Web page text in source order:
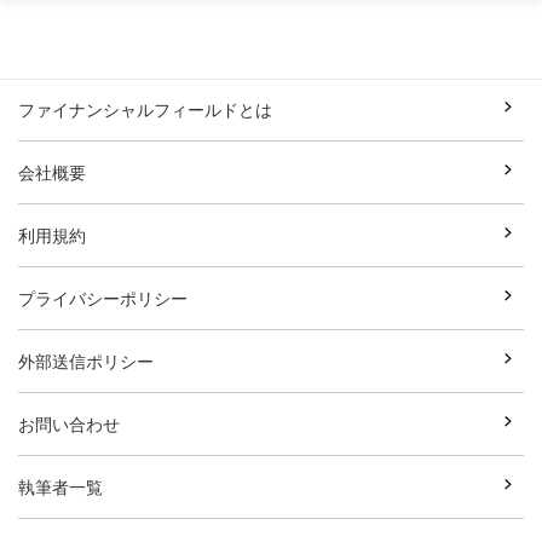
ファイナンシャルフィールドとは
会社概要
利用規約
プライバシーポリシー
外部送信ポリシー
お問い合わせ
執筆者一覧